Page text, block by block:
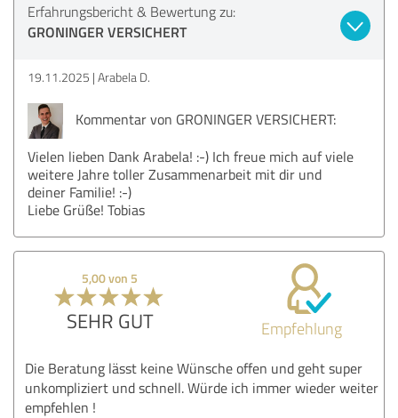
Erfahrungsbericht & Bewertung zu:
GRONINGER VERSICHERT
19.11.2025 Arabela D.
Kommentar von GRONINGER VERSICHERT:
Vielen lieben Dank Arabela! :-) Ich freue mich auf viele
weitere Jahre toller Zusammenarbeit mit dir und
deiner Familie! :-)
Liebe Grüße! Tobias
5,00 von 5
SEHR GUT Empfehlung
Die Beratung lässt keine Wünsche offen und geht super
unkompliziert und schnell. Würde ich immer wieder weiter
empfehlen !